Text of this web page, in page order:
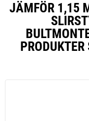
JÄMFÖR 1,15